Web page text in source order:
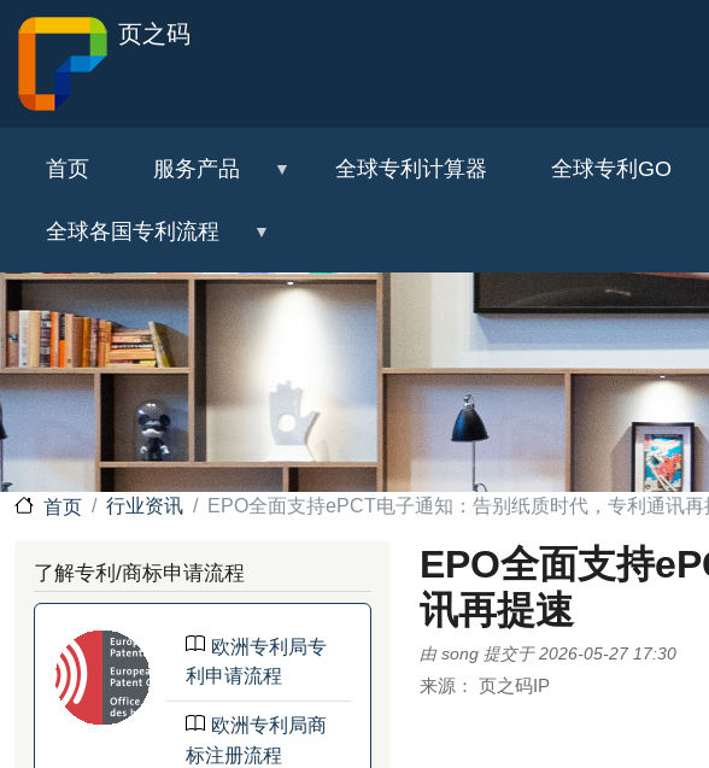
页之码
首页 服务产品 全球专利计算器 全球专利GO
全球各国专利流程
首页 行业资讯 EPO全面支持ePCT电子通知：告别纸质时代，专利通讯再
EPO全面支持
讯再提速
由 song 提交于 2026-05-27 17:30
来源： 页之码IP
了解专利/商标申请流程
欧洲专利局专
利申请流程
欧洲专利局商
标注册流程